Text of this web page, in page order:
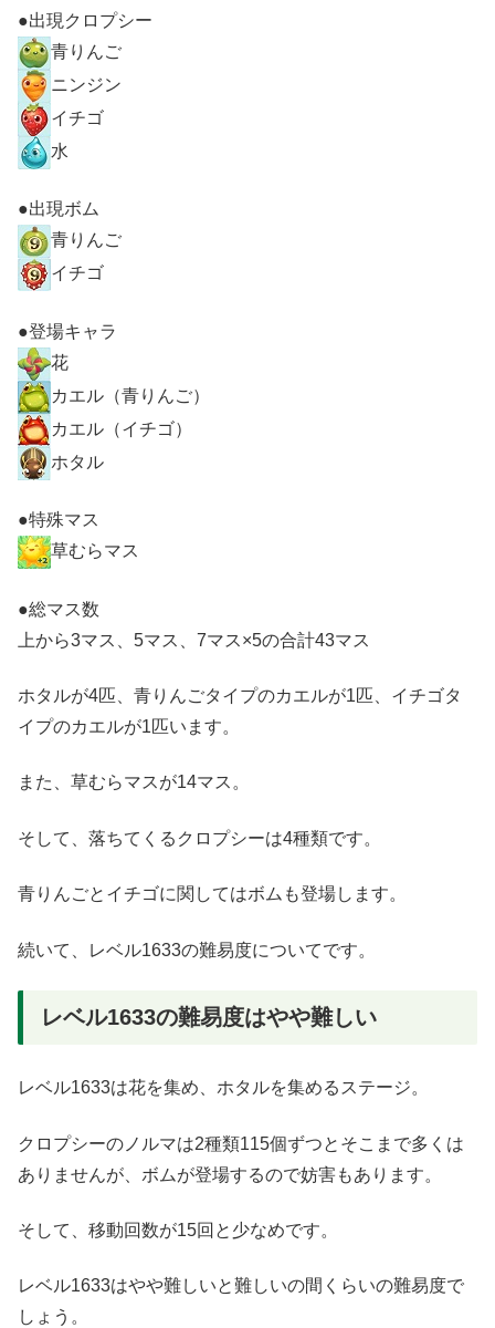
●出現クロプシー
青りんご
ニンジン
イチゴ
水
●出現ボム
青りんご
イチゴ
●登場キャラ
花
カエル（青りんご）
カエル（イチゴ）
ホタル
●特殊マス
草むらマス
●総マス数
上から3マス、5マス、7マス×5の合計43マス
ホタルが4匹、青りんごタイプのカエルが1匹、イチゴタ
イプのカエルが1匹います。
また、草むらマスが14マス。
そして、落ちてくるクロプシーは4種類です。
青りんごとイチゴに関してはボムも登場します。
続いて、レベル1633の難易度についてです。
レベル1633の難易度はやや難しい
レベル1633は花を集め、ホタルを集めるステージ。
クロプシーのノルマは2種類115個ずつとそこまで多くは
ありませんが、ボムが登場するので妨害もあります。
そして、移動回数が15回と少なめです。
レベル1633はやや難しいと難しいの間くらいの難易度で
しょう。